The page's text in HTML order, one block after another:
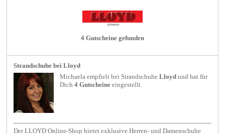
4 Gutscheine gefunden
Strandschuhe bei Lloyd
Michaela empfielt bei Strandschuhe Lloyd und hat für
Dich4 Gutscheine eingestellt.
Der LLOYD Online-Shop bietet exklusive Herren- und Damenschuhe